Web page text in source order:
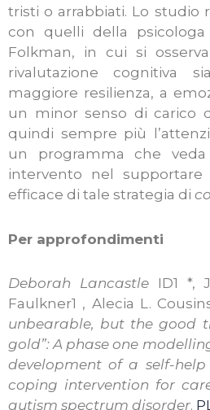
tristi o arrabbiati. Lo studio
con quelli della psicologa
Folkman, in cui si
rivalutazione cognitiva
maggiore resilienza, a
un minor senso di carico
quindi sempre più
un programma che
intervento nel
efficace di tale strategia di
Per approfondimenti
Deborah LancastleID1 *,
Faulkner1 , Alecia L.
unbearable, but the good
gold”: A phase one
development of a self-
coping intervention for
autism spectrum disorder.